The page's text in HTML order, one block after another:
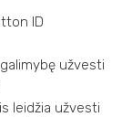
ID
užvesti
leidžia užvesti